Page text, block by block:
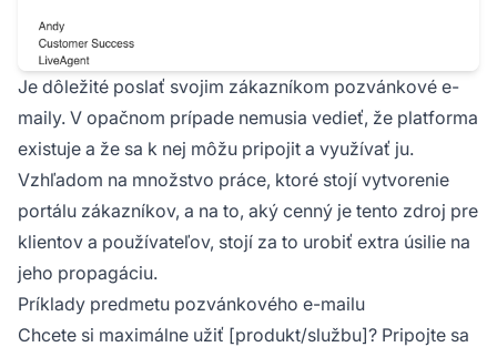
Je dôležité poslať svojim zákazníkom pozvánkové e-
maily. V opačnom prípade nemusia vedieť, že platforma
existuje a že sa k nej môžu pripojit a využívať ju.
Vzhľadom na množstvo práce, ktoré stojí vytvorenie
portálu zákazníkov, a na to, aký cenný je tento zdroj pre
klientov a používateľov, stojí za to urobiť extra úsilie na
jeho propagáciu.
Príklady predmetu pozvánkového e-mailu
Chcete si maximálne užiť [produkt/službu]? Pripojte sa